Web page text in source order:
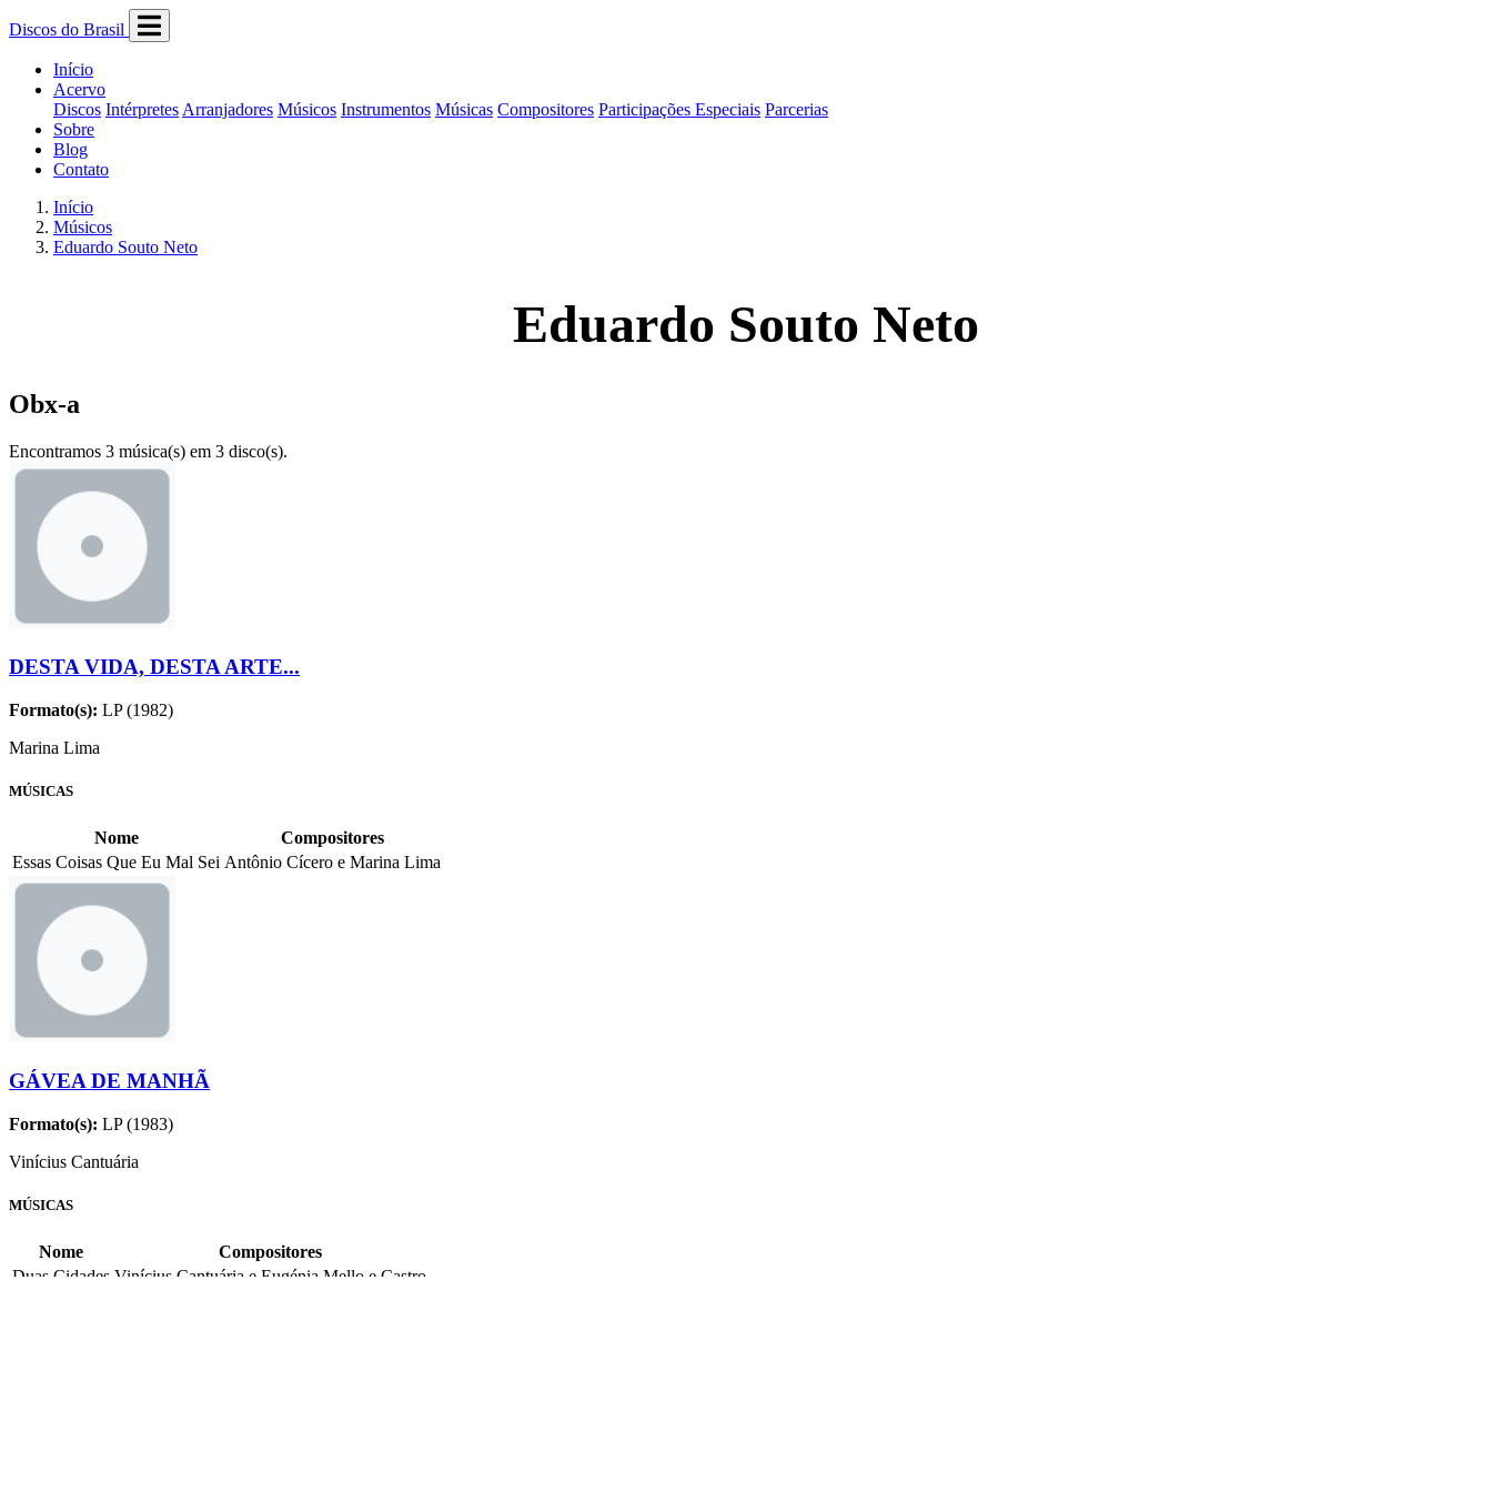
Discos do Brasil
Início
Acervo
Discos Intérpretes Arranjadores Músicos Instrumentos Músicas Compositores Participações Especiais Parcerias
Sobre
Blog
Contato
Início
Músicos
Eduardo Souto Neto
Eduardo Souto Neto
Obx-a
Encontramos 3 música(s) em 3 disco(s).
DESTA VIDA, DESTA ARTE...
Formato(s): LP (1982)
Marina Lima
MÚSICAS
Nome
Compositores
Essas Coisas Que Eu Mal Sei Antônio Cícero e Marina Lima
GÁVEA DE MANHÃ
Formato(s): LP (1983)
Vinícius Cantuária
MÚSICAS
Nome
Compositores
Duas Cidades Vinícius Cantuária e Eugénia Mello e Castro